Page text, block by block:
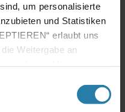
um personalisierte
und Statistiken
erlaubt uns
Weitergabe an
in (w/m/d)
- in